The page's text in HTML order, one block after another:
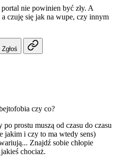
nie powinien być zły. A
czuję się jak na wupe, czy innym
Zgłoś
czy co?
prostu muszą od czasu do czasu
jakim i czy to ma wtedy sens)
Znajdź sobie chłopie
chociaż.